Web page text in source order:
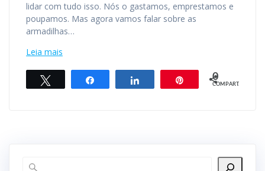
lidar com tudo isso. Nós o gastamos, emprestamos e
poupamos. Mas agora vamos falar sobre as
armadilhas…
Leia mais
Compartilhar Compartilhar 0
COMPART.